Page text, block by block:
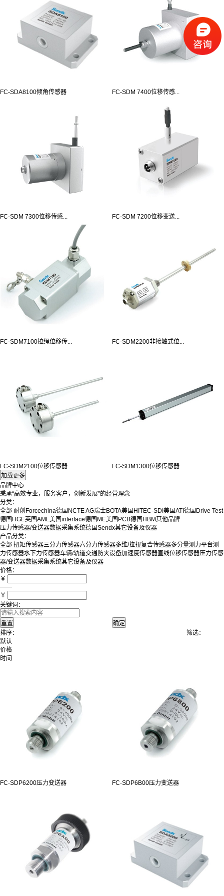
FC-SDA8100倾角传感器 FC-SDM 7400位移传感...
FC-SDM 7300位移传感... FC-SDM 7200位移变送...
FC-SDM7100拉绳位移传... FC-SDM2200非接触式位...
FC-SDM2100位移传感器 FC-SDM1300位移传感器
品牌中心
秉承“高效专业，服务客户，创新发展”的经营理念
分类：
全部 耐创Forcechina德国NCTE AG瑞士BOTA美国HITEC-SDI美国ATI德国Drive Test
德国HGE英国AML美国interface德国ME美国PCB德国HBM其他品牌
压力传感器/变送器数据采集系统德国Sendx其它设备及仪器
产品分类：
全部 扭矩传感器三分力传感器六分力传感器多维/拉扭复合传感器多分量测力平台测
力传感器水下力传感器车辆/轨道交通防夹设备加速度传感器直线位移传感器压力传感
器/变送器数据采集系统其它设备及仪器
价格：
￥
——
￥
关键词：
排序：
默认
价格
时间
筛选：
FC-SDP6200压力变送器 FC-SDP6B00压力变送器